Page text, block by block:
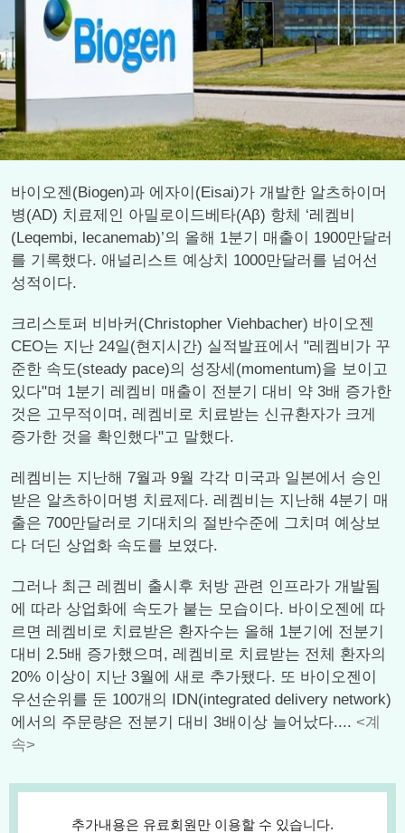
바이오젠(Biogen)과 에자이(Eisai)가 개발한 알츠하이머
병(AD) 치료제인 아밀로이드베타(Aβ) 항체 ‘레켐비
(Leqembi, lecanemab)’의 올해 1분기 매출이 1900만달러
를 기록했다. 애널리스트 예상치 1000만달러를 넘어선
성적이다.
크리스토퍼 비바커(Christopher Viehbacher) 바이오젠
CEO는 지난 24일(현지시간) 실적발표에서 "레켐비가 꾸
준한 속도(steady pace)의 성장세(momentum)을 보이고
있다"며 1분기 레켐비 매출이 전분기 대비 약 3배 증가한
것은 고무적이며, 레켐비로 치료받는 신규환자가 크게
증가한 것을 확인했다"고 말했다.
레켐비는 지난해 7월과 9월 각각 미국과 일본에서 승인
받은 알츠하이머병 치료제다. 레켐비는 지난해 4분기 매
출은 700만달러로 기대치의 절반수준에 그치며 예상보
다 더딘 상업화 속도를 보였다.
그러나 최근 레켐비 출시후 처방 관련 인프라가 개발됨
에 따라 상업화에 속도가 붙는 모습이다. 바이오젠에 따
르면 레켐비로 치료받은 환자수는 올해 1분기에 전분기
대비 2.5배 증가했으며, 레켐비로 치료받는 전체 환자의
20% 이상이 지난 3월에 새로 추가됐다. 또 바이오젠이
우선순위를 둔 100개의 IDN(integrated delivery network)
에서의 주문량은 전분기 대비 3배이상 늘어났다.... <계
속>
추가내용은 유료회원만 이용할 수 있습니다.